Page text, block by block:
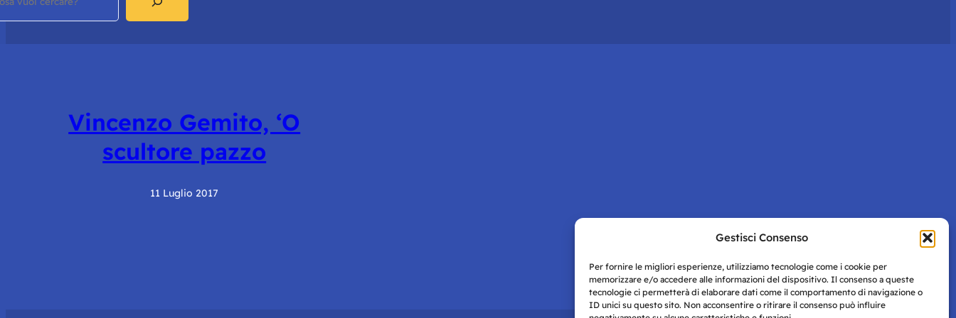
Gestisci Consenso
Per fornire le migliori esperienze, utilizziamo tecnologie come i cookie per
memorizzare e/o accedere alle informazioni del dispositivo. Il consenso a queste
tecnologie ci permetterà di elaborare dati come il comportamento di navigazione o
ID unici su questo sito. Non acconsentire o ritirare il consenso può influire
Vincenzo Gemito, ‘O
scultore pazzo
11 Luglio 2017